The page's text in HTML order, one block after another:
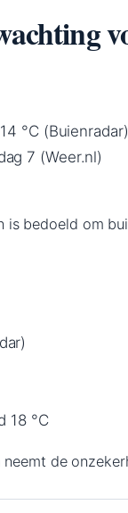
°C (Buienradar)
7 (Weer.nl)
is bedoeld om
18 °C
de